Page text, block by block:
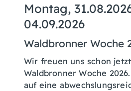
Montag,
04.09.2026
Waldbronner Woche
Wir freuen uns schon
Waldbronner Woche
auf eine